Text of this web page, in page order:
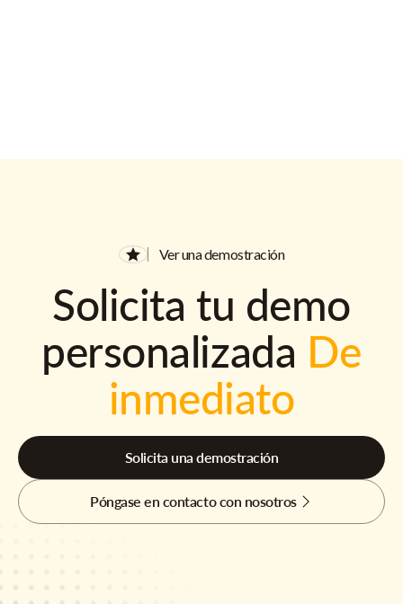
Ver una demostración
Solicita tu demo
personalizada De
inmediato
Solicita una demostración
Póngase en contacto con nosotros